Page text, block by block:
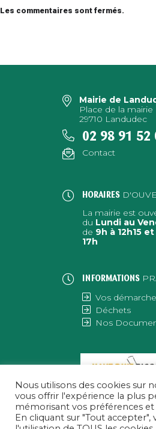
Les commentaires sont fermés.
Mairie de
Place de la mairie
29710 Landudec
02 98 91 52
Contact
HORAIRES
La mairie est
du Lundi au
de 9h à 12h15
17h
INFORMATIONS
Vos
Déchets
Nos
Nous utilisons des cookies sur
vous offrir l'expérience la plus
mémorisant vos préférences et
En cliquant sur "Tout accepter",